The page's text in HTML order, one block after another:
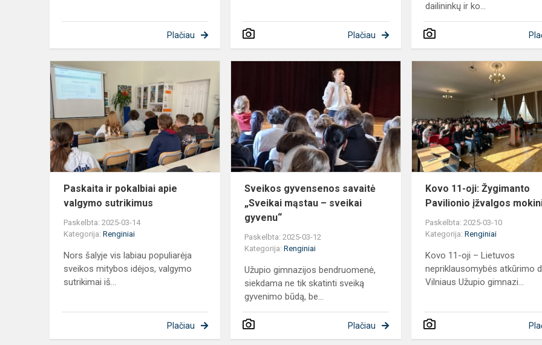
Plačiau Plačiau
dailininkų ir ko...
pokalbiai
apie
valgymo
sutrikimus
Paskaita ir pokalbiai apie
valgymo sutrikimus
Paskelbta: 2025-03-14
Kategorija: Renginiai
Nors šalyje vis labiau populiarėja
sveikos mitybos idėjos, valgymo
sutrikimai iš...
Plačiau
mąstau
sveikai
gyvenu...
Sveikos gyvensenos savaitė
„Sveikai mąstau – sveikai
gyvenu“
Paskelbta: 2025-03-12
Kategorija:Renginiai
Užupio gimnazijos bendruomenė,
siekdama ne tik skatinti sveiką
gyvenimo būdą, be...
Plačiau
Kovo 11-oji: Žygimanto
Pavilionio įžvalgos
Paskelbta: 2025-03-10
Kategorija:Renginiai
Kovo 11-oji – Lietuvos
nepriklausomybės atkūrimo
Vilniaus Užupio gimnazi...